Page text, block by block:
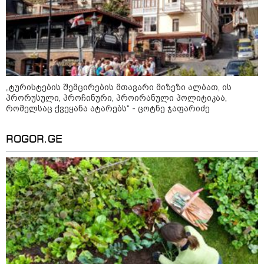
თავდასხმის ბრალდებით 3 პირი,
მათ შორის 2 არასრულწლოვანი
დააკავა - შსს ინფორმაციას
ავრცელებს
პოლიტიკა
„ტურისტების შემცირების მთავარი მიზეზი ალბათ, ის
პრორუსული, პროჩინური, პროირანული პოლიტიკაა,
რომელსაც ქვეყანა ატარებს“ - ცოტნე ჯაფარიძე
ROGOR.GE